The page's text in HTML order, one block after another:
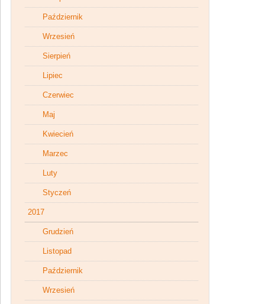
Październik
Wrzesień
Sierpień
Lipiec
Czerwiec
Maj
Kwiecień
Marzec
Luty
Styczeń
2017
Grudzień
Listopad
Październik
Wrzesień